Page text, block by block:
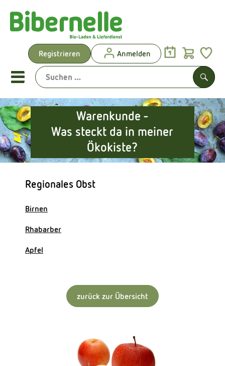
Registrieren Anmelden
Mobiles Menu öffnen oder
Vorgeplante Ökokisten
Shop: Aktionen & Neues
Obst & Gemüse
Brot & Kuchen
Kühltheke
Naturkost
Warenkunde -
Was steckt da in meiner
Ökokiste?
Regionales Obst
Birnen
Rhabarber
Apfel
zurück zur Übersicht